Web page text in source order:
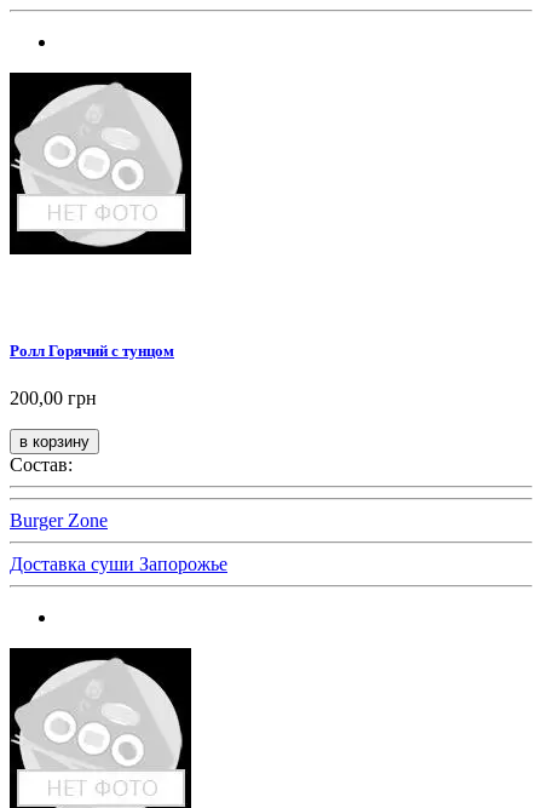
Ролл Горячий с тунцом
200,00 грн
Состав:
Burger Zone
Доставка суши Запорожье